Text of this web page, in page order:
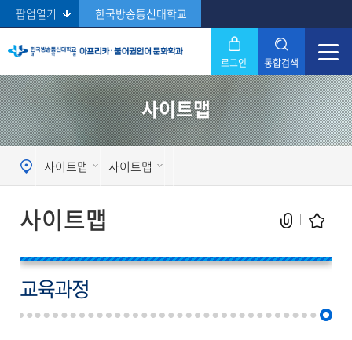
팝업열기 한국방송통신대학교
로그인 통합검색
Search 닫기
사이트맵
사이트맵 사이트맵
등록하시겠습니까?
사이트맵
교육과정